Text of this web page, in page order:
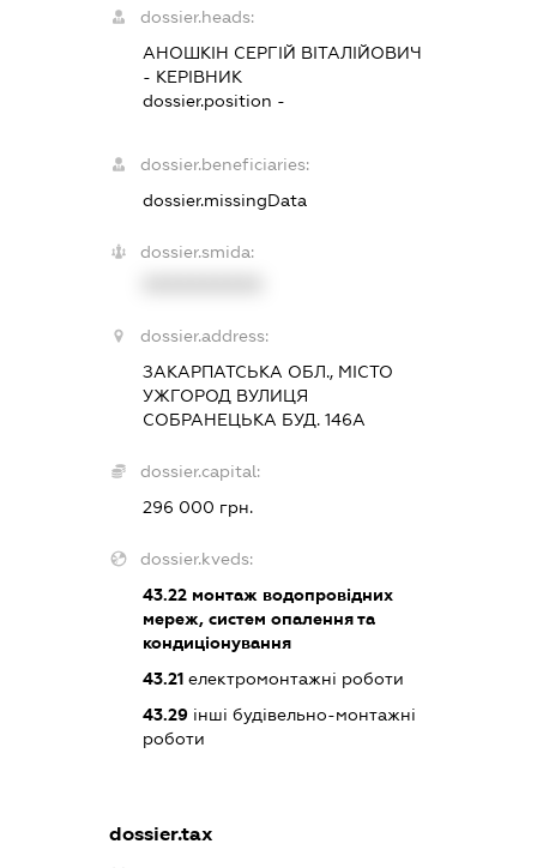
dossier.heads:
АНОШКІН СЕРГІЙ ВІТАЛІЙОВИЧ
- КЕРІВНИК
dossier.position -
dossier.beneficiaries:
dossier.missingData
dossier.smida:
dossier.address:
ЗАКАРПАТСЬКА ОБЛ., МІСТО
УЖГОРОД ВУЛИЦЯ
СОБРАНЕЦЬКА БУД. 146А
dossier.capital:
296 000 грн.
dossier.kveds:
43.22монтаж водопровідних
мереж, систем опалення та
кондиціонування
43.21електромонтажні роботи
43.29інші будівельно-монтажні
роботи
dossier.tax